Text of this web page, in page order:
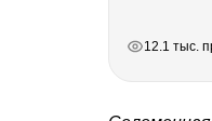
12.1 тыс.